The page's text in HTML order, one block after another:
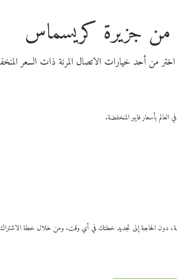
من جزيرة كريسماس
دون الحاجة إلى تجديد خطتك في أي وقت. ومن خلال خطة الاشتراك